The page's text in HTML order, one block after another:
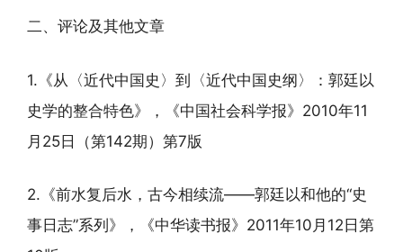
二、评论及其他文章
1.《从〈近代中国史〉到〈近代中国史纲〉：郭廷以
史学的整合特色》，《中国社会科学报》2010年11
月25日（第142期）第7版
2.《前水复后水，古今相续流——郭廷以和他的“史
事日志”系列》，《中华读书报》2011年10月12日第